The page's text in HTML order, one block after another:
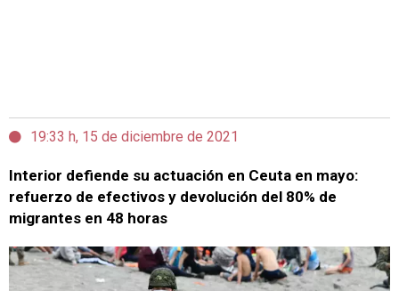
19:33 h, 15 de diciembre de 2021
Interior defiende su actuación en Ceuta en mayo:
refuerzo de efectivos y devolución del 80% de
migrantes en 48 horas